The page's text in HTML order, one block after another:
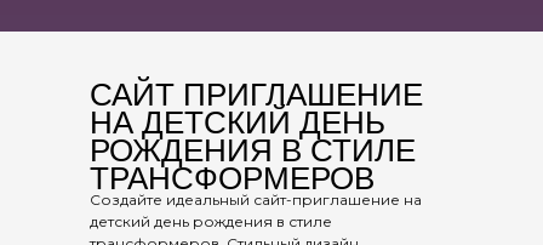
Создайте идеальный сайт-приглашение на
детский день рождения в стиле
САЙТ ПРИГЛАШЕНИЕ
НА ДЕТСКИЙ ДЕНЬ
РОЖДЕНИЯ В СТИЛЕ
ТРАНСФОРМЕРОВ